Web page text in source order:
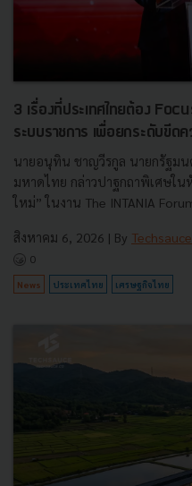
3 เรื่องที่ประเทศไทยต้อง
ระบบราชการ เพื่อยกระดับขีดค
นายอนุทิน ชาญวีรกูล นายกรัฐมน
มหาดไทย กล่าวปาฐกถาพิเศษใน
ใหม่” ในงาน The INTANIA
สิงหาคม 6, 2026 | By
0
News ประเทศไทย เศรษฐกิจไทย